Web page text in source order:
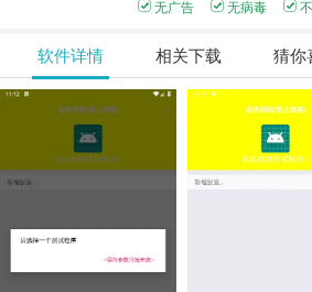
无广告 无病毒
软件详情 相关下载 猜你